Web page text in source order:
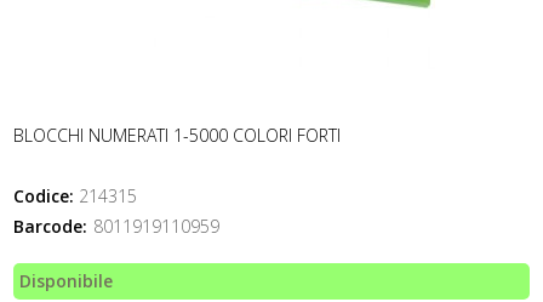
BLOCCHI NUMERATI 1-5000 COLORI FORTI
Codice: 214315
Barcode: 8011919110959
Disponibile